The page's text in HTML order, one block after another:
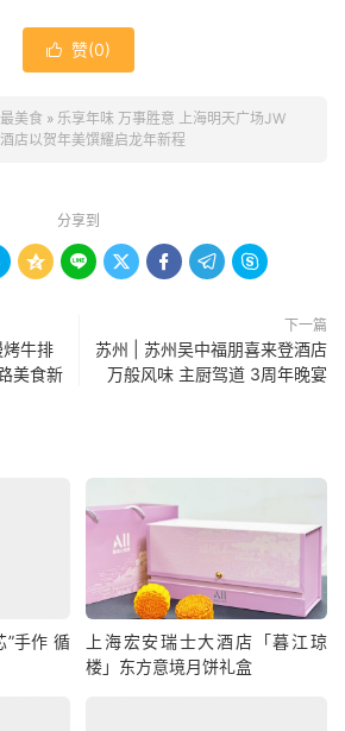
 赞(0)
最美食 » 乐享年味 万事胜意 上海明天广场JW
店以贺年美馔耀启龙年新程
分享到
     
烤牛排
美食新
下一篇
苏州 | 苏州吴中福朋喜来登酒店
万般风味 主厨驾道 3周年晚宴
手作 循
上海宏安瑞士大酒店「暮江琼
楼」东方意境月饼礼盒